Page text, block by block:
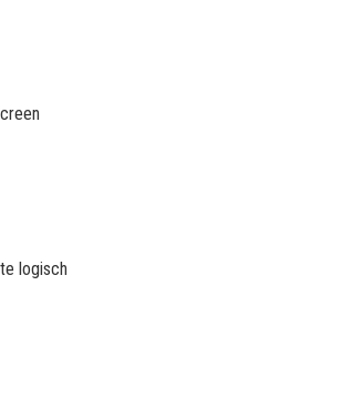
logisch